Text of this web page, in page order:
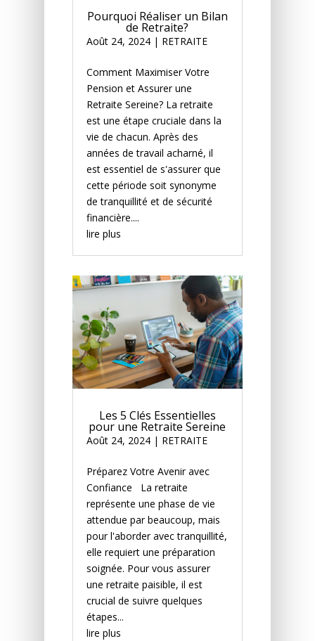
Pourquoi Réaliser un Bilan
de Retraite?
Août 24, 2024| RETRAITE
Comment Maximiser Votre
Pension et Assurer une
Retraite Sereine? La retraite
est une étape cruciale dans la
vie de chacun. Après des
années de travail acharné, il
est essentiel de s'assurer que
cette période soit synonyme
de tranquillité et de sécurité
financière....
lire plus
Les 5 Clés Essentielles
pour une Retraite Sereine
Août 24, 2024| RETRAITE
Préparez Votre Avenir avec
Confiance La retraite
représente une phase de vie
attendue par beaucoup, mais
pour l'aborder avec tranquillité,
elle requiert une préparation
soignée. Pour vous assurer
une retraite paisible, il est
crucial de suivre quelques
étapes...
lire plus